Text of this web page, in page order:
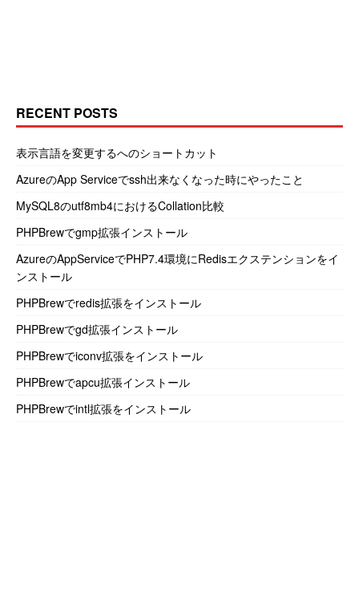
RECENT POSTS
表示言語を変更するへのショートカット
AzureのApp Serviceでssh出来なくなった時にやったこと
MySQL8のutf8mb4におけるCollation比較
PHPBrewでgmp拡張インストール
AzureのAppServiceでPHP7.4環境にRedisエクステンションをイ
ンストール
PHPBrewでredis拡張をインストール
PHPBrewでgd拡張インストール
PHPBrewでiconv拡張をインストール
PHPBrewでapcu拡張インストール
PHPBrewでintl拡張をインストール